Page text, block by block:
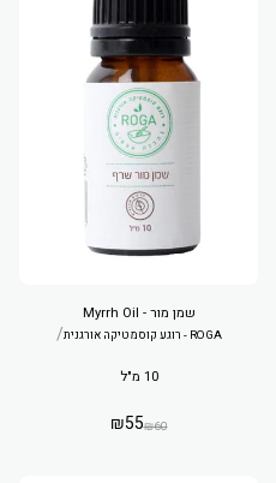
שמן מור - Myrrh Oil
ROGA - רוגע קוסמטיקה אורגנית /
10 מ"ל
₪60
₪55